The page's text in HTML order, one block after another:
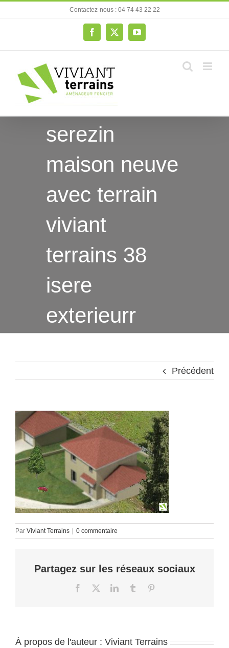
au
Contactez-nous : 04 74 43 22 22
Facebook
X YouTube
serezin
maison neuve
avec terrain
viviant
terrains 38
isere
exterieurr
Précédent
Par Viviant Terrains 0 commentaire
Partagez sur les réseaux sociaux
Facebook LinkedInTumblr
À propos de l'auteur : Viviant Terrains